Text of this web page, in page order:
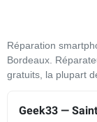
Réparation
Bordeaux.
gratuits, la plupart
Geek33 —